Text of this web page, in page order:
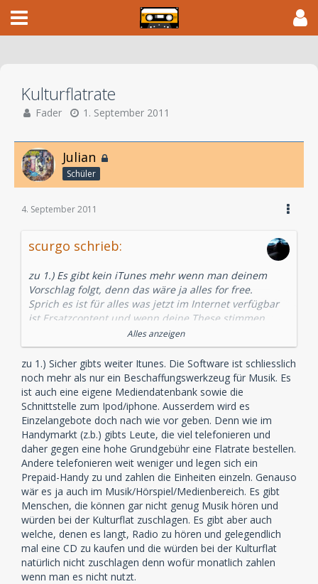
Kulturflatrate
Fader 1. September 2011
Julian
Schüler
4. September 2011
scurgo schrieb:
zu 1.) Es gibt kein iTunes mehr wenn man deinem
Vorschlag folgt, denn das wäre ja alles for free.
Sprich es ist für alles was jetzt im Internet verfügbar
ist Ersatzcontent und wenn deine These stimmen
sollte, wird die CD ja verschwinden, und nu?
zu 2.) Ich zahle nicht direkt für Internetcontent, denn
GEZ bezieht sich auf Geräte nicht auf Content. Und die
Möglichkeit reicht. Ich finde es auch merkwürdig das
man auch wenn man die öffentlich Rechtlichen
technisch nicht empfangen kann zahlen muss, wenn
man ein entsprechendes Gerät hat, aber das ist
Gesetz.
zu 3.) Nein wurde es nicht, nichtmal ansatzweise,
denn das was dann verfügbat ist ist Ersatzcontent,
keine "Nebeneinnahme"
Ich gehe davon aus wäre es freiwillig würde nicht ein
müder Cent in die Kassen der Medienunternehmen
fliessen. Da bringen wahrscheinlich, die bisherigen
Abmahnungen mehr.
Alles anzeigen
zu 1.) Sicher gibts weiter Itunes. Die Software ist schliesslich
noch mehr als nur ein Beschaffungswerkzeug für Musik. Es
ist auch eine eigene Mediendatenbank sowie die
Schnittstelle zum Ipod/iphone. Ausserdem wird es
Einzelangebote doch nach wie vor geben. Denn wie im
Handymarkt (z.b.) gibts Leute, die viel telefonieren und
daher gegen eine hohe Grundgebühr eine Flatrate bestellen.
Andere telefonieren weit weniger und legen sich ein
Prepaid-Handy zu und zahlen die Einheiten einzeln. Genauso
wär es ja auch im Musik/Hörspiel/Medienbereich. Es gibt
Menschen, die können gar nicht genug Musik hören und
würden bei der Kulturflat zuschlagen. Es gibt aber auch
welche, denen es langt, Radio zu hören und gelegendlich
mal eine CD zu kaufen und die würden bei der Kulturflat
natürlich nicht zuschlagen denn wofür monatlich zahlen
wenn man es nicht nutzt.